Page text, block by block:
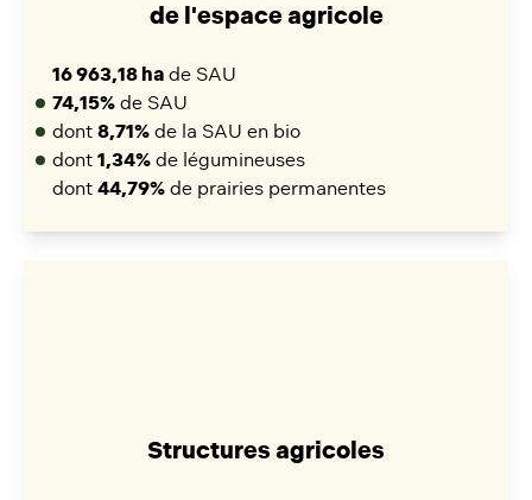
de l'espace agricole
16 963,18 ha de SAU
74,15% de SAU
dont 8,71% de la SAU en bio
dont 1,34% de légumineuses
dont 44,79% de prairies permanentes
Structures agricoles